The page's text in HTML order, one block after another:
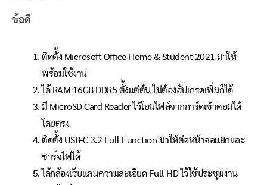
ข้อดี
ติดตั้ง Microsoft Office Home & Student 2021 มาให้
พร้อมใช้งาน
ได้ RAM 16GB DDR5 ตั้งแต่ต้น ไม่ต้องอัปเกรดเพิ่มก็ได้
มี MicroSD Card Reader ไว้โอนไฟล์จากการ์ดเข้าคอมได้
โดยตรง
ติดตั้ง USB-C 3.2 Full Function มาให้ต่อหน้าจอแยกและ
ชาร์จไฟได้
ได้กล้องเว็บแคมความละเอียด Full HD ไว้ใช้ประชุมงาน